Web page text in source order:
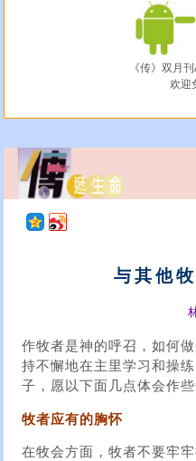
《传》双月
欢迎
与其他
作牧者是神的呼召，如何
持不懈地在主里学习和操
子，愿以下面几点体会作
牧者应有的胸怀
在牧会方面，牧者不要牢